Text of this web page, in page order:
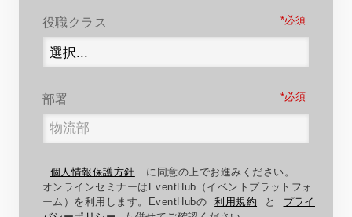
*
役職クラス
*
部署
個人情報保護方針
に同意の上でお進みください。
オンラインセミナーはEventHub（イベントプラットフォ
ーム）を利用します。EventHubの
利用規約 と
プライ